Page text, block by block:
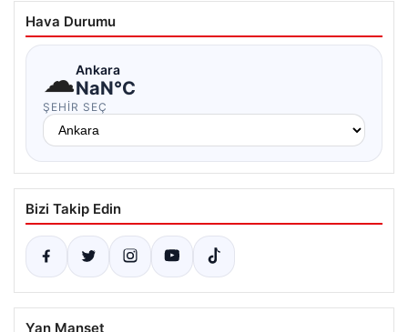
Hava Durumu
☁Ankara
NaN°C
ŞEHIR SEÇ
Bizi Takip Edin
Yan Manşet